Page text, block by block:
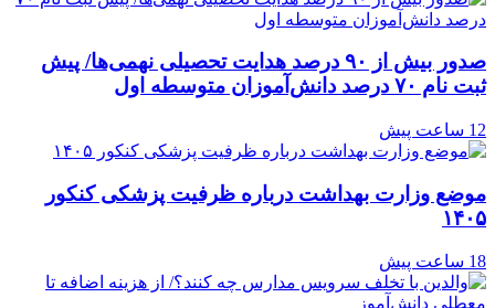
صدور بیش از ۹۰ درصد هدایت تحصیلی نهمی‌ها/ پیش
ثبت نام ۷۰ درصد دانش‌آموزان متوسطه اول
12 ساعت پیش
موضع وزارت بهداشت درباره ظرفیت پزشکی کنکور
۱۴۰۵
18 ساعت پیش